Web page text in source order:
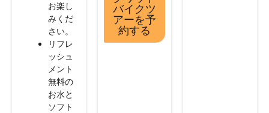
お楽し
みくだ
さい。
リフレ
ッシュ
メント
無料の
お水と
ソフト
バイクツ
アーを予
約する